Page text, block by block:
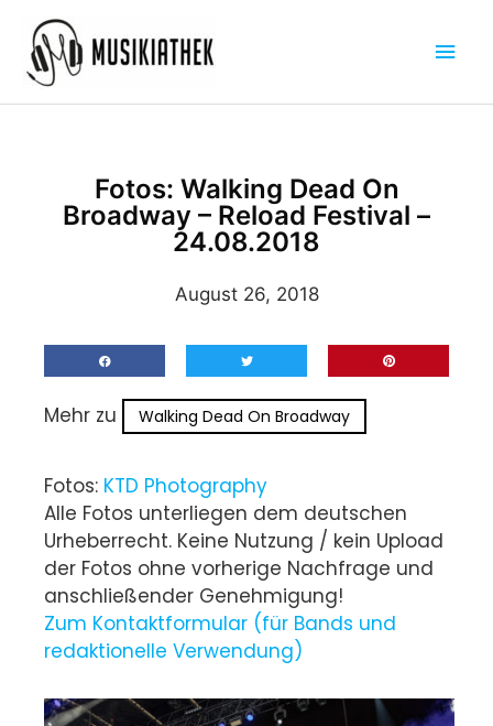
Inhalt
springen
Fotos: Walking Dead On
Broadway – Reload Festival –
24.08.2018
August 26, 2018
Mehr zu Walking Dead On Broadway
Fotos: KTD Photography
Alle Fotos unterliegen dem deutschen
Urheberrecht. Keine Nutzung / kein Upload
der Fotos ohne vorherige Nachfrage und
anschließender Genehmigung!
Zum Kontaktformular (für Bands und
redaktionelle Verwendung)